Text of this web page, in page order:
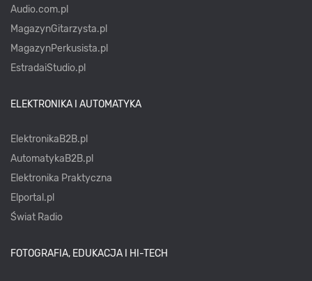
Audio.com.pl
MagazynGitarzysta.pl
MagazynPerkusista.pl
EstradaiStudio.pl
ELEKTRONIKA I AUTOMATYKA
ElektronikaB2B.pl
AutomatykaB2B.pl
Elektronika Praktyczna
Elportal.pl
Świat Radio
FOTOGRAFIA, EDUKACJA I HI-TECH